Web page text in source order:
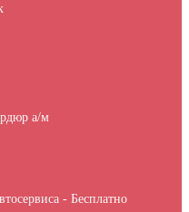
а/м
- Бесплатно